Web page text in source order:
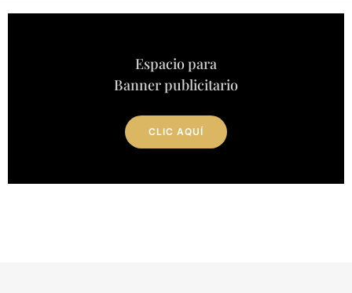
Espacio para
Banner publicitario
CLIC AQUÍ